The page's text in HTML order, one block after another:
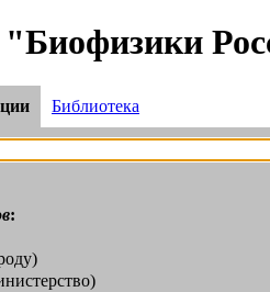
Библиотека
: